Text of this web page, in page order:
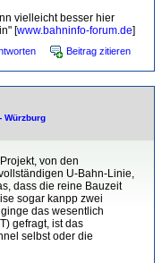
vielleicht besser hier
[www.bahninfo-forum.de]
Beitrag zitieren
Würzburg
von den
U-Bahn-Linie,
dass die reine Bauzeit
sogar kanpp zwei
das wesentlich
gefragt, ist das
selbst oder die